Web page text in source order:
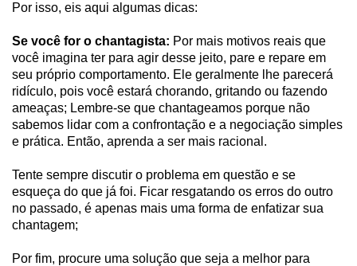
Por isso, eis aqui algumas dicas:
Se você for o chantagista: Por mais motivos reais que
você imagina ter para agir desse jeito, pare e repare em
seu próprio comportamento. Ele geralmente lhe parecerá
ridículo, pois você estará chorando, gritando ou fazendo
ameaças; Lembre-se que chantageamos porque não
sabemos lidar com a confrontação e a negociação simples
e prática. Então, aprenda a ser mais racional.
Tente sempre discutir o problema em questão e se
esqueça do que já foi. Ficar resgatando os erros do outro
no passado, é apenas mais uma forma de enfatizar sua
chantagem;
Por fim, procure uma solução que seja a melhor para